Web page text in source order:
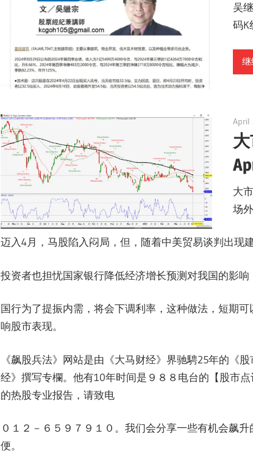
吴
码K
继
April
大
场
迈入4月，马股陷入闷局，但，随着中美贸易谈判出现
投资者也担忧国家银行降低经济增长预测对我国的影
国行为了提振内需，将会下调利率，这种做法，短期
响股市表现。
《飙股兵法》网站是由《大马财经》界驰騁25年的《
经》撰写专欄。他有10年时间是９８８电台的【股市
的热股专业报告，请致电
０１２－６５９７９１０。我们会分享一些有机会飙
便。